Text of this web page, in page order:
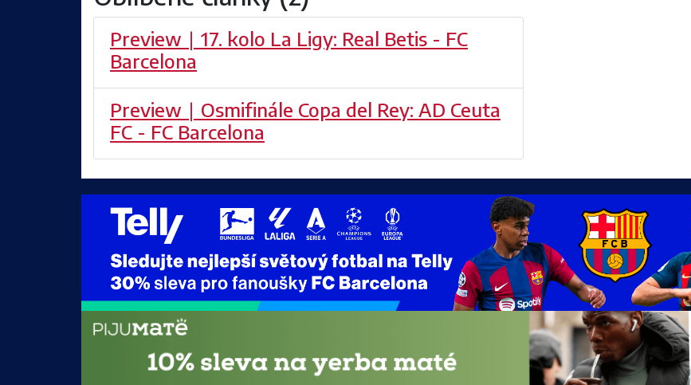
Preview ∣ 17. kolo La Ligy: Real Betis - FC
Barcelona
Preview ∣ Osmifinále Copa del Rey: AD Ceuta
FC - FC Barcelona